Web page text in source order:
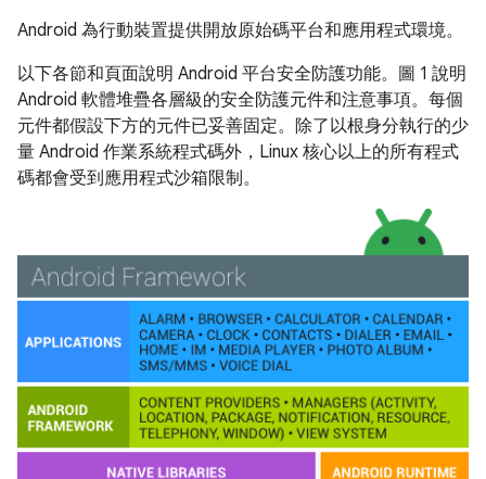
Android 為行動裝置提供開放原始碼平台和應用程式環境。
以下各節和頁面說明 Android 平台安全防護功能。圖 1 說明
Android 軟體堆疊各層級的安全防護元件和注意事項。每個
元件都假設下方的元件已妥善固定。除了以根身分執行的少
量 Android 作業系統程式碼外，Linux 核心以上的所有程式
碼都會受到應用程式沙箱限制。